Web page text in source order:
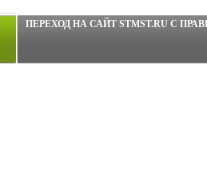
ПЕРЕХОД НА САЙТ STMST.RU C